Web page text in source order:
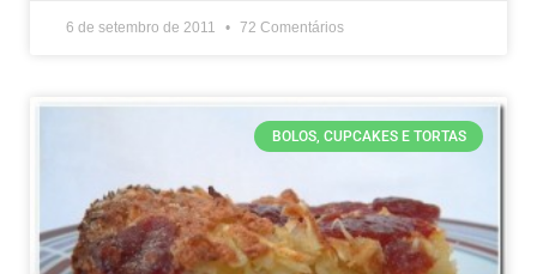
6 de setembro de 2011 72 Comentários
BOLOS, CUPCAKES E TORTAS